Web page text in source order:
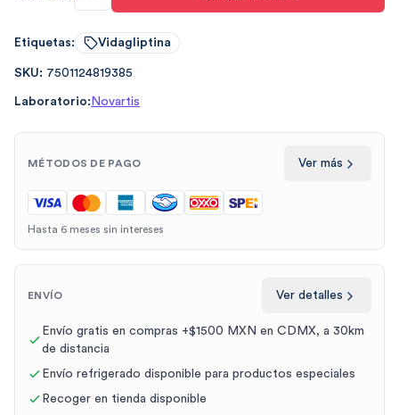
Etiquetas: Vidagliptina
SKU: 7501124819385
Laboratorio: Novartis
MÉTODOS DE PAGO Ver más
Hasta 6 meses sin intereses
ENVÍO Ver detalles
Envío gratis en compras +$1500 MXN en CDMX, a 30km
de distancia
Envío refrigerado disponible para productos especiales
Recoger en tienda disponible